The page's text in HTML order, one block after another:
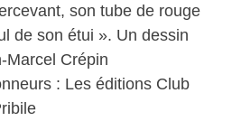
son tube de rouge
de son étui ». Un dessin
Marcel Crépin
: Les éditions Club